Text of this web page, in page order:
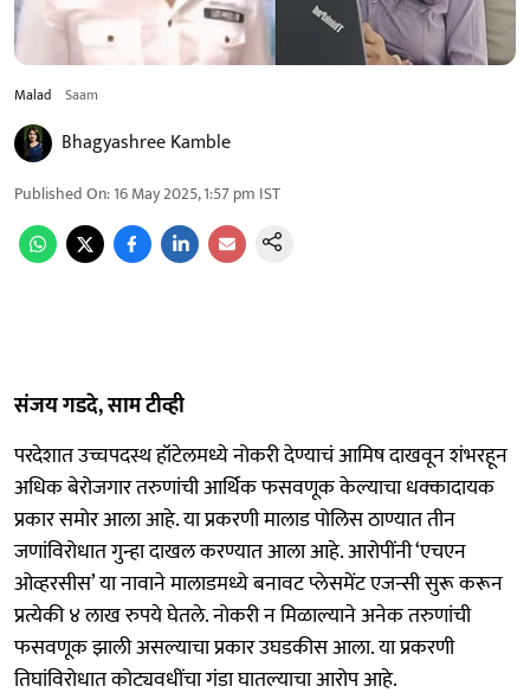
Malad Saam
Bhagyashree Kamble
Published On:16 May 2025, 1:57 pm IST
संजय गडदे, साम टीव्ही
परदेशात उच्चपदस्थ हॉटेलमध्ये नोकरी देण्याचं आमिष दाखवून शंभरहून
अधिक बेरोजगार तरुणांची आर्थिक फसवणूक केल्याचा धक्कादायक
प्रकार समोर आला आहे. या प्रकरणी मालाड पोलिस ठाण्यात तीन
जणांविरोधात गुन्हा दाखल करण्यात आला आहे. आरोपींनी ‘एचएन
ओव्हरसीस’ या नावाने मालाडमध्ये बनावट प्लेसमेंट एजन्सी सुरू करून
प्रत्येकी ४ लाख रुपये घेतले. नोकरी न मिळाल्याने अनेक तरुणांची
फसवणूक झाली असल्याचा प्रकार उघडकीस आला. या प्रकरणी
तिघांविरोधात कोट्यवधींचा गंडा घातल्याचा आरोप आहे.